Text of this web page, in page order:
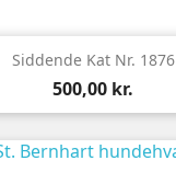
Siddende Kat Nr. 1876
Pris
500,00 kr.